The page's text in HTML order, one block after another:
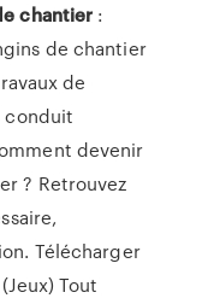
chantier :
de chantier
de
conduit
devenir
? Retrouvez
Télécharger
Tout